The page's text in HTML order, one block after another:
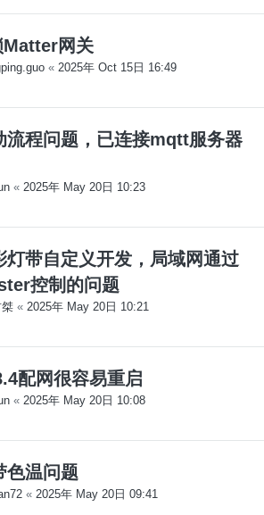
网关
« 2025年 Oct 15日 16:49
流程问题，已连接mqtt服务器
« 2025年 May 20日 10:23
带自定义开发，局域网通过
控制的问题
« 2025年 May 20日 10:21
配网很容易重启
« 2025年 May 20日 10:08
色温问题
« 2025年 May 20日 09:41